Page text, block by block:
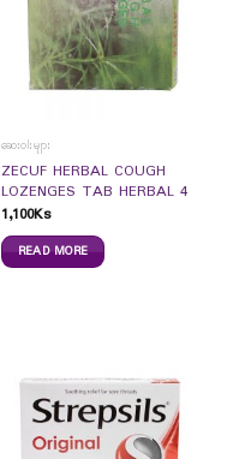
ဆေးဝါးများ
ZECUF HERBAL COUGH
LOZENGES TAB HERBAL 4
1,100Ks
READ MORE